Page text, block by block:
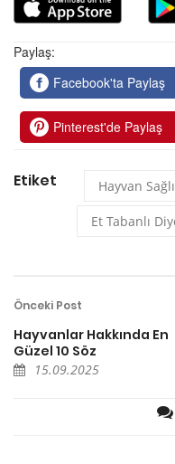
Paylaş:
Facebook'ta Paylaş
Pinterest'de Paylaş
Etiket Hayvan
Et Tabanlı
Önceki Post
Hayvanlar Hakkında En
Güzel 10 Söz
15.09.2025